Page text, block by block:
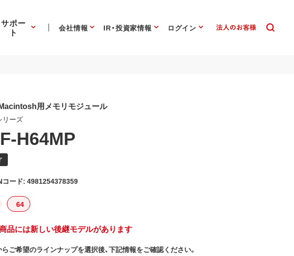
サポー
ト 会社情報 IR・投資家情報 ログイン
用メモリモジュール
リーズ
H64MP
コード: 4981254378359
64
品には新しい後継モデルがあります
ご希望のラインナップを選択後、下記情報をご確認ください。